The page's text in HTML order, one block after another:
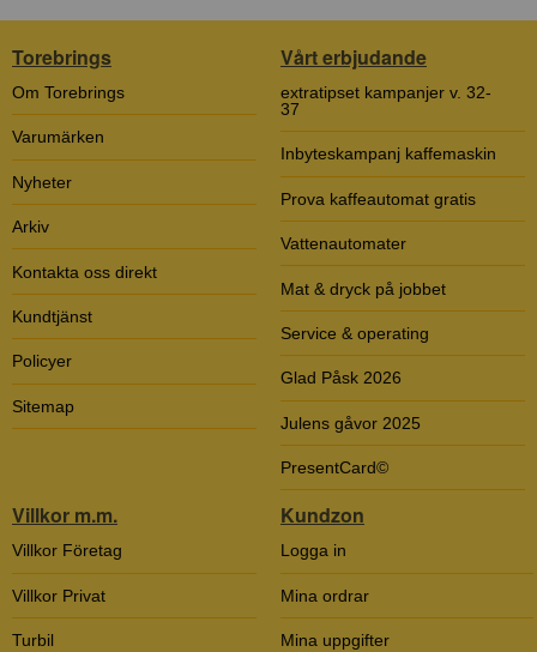
Torebrings
Om Torebrings
Varumärken
Nyheter
Arkiv
Kontakta oss direkt
Kundtjänst
Policyer
Sitemap
Vårt erbjudande
extratipset kampanjer v. 32-
37
Inbyteskampanj kaffemaskin
Prova kaffeautomat gratis
Vattenautomater
Mat & dryck på jobbet
Service & operating
Glad Påsk 2026
Julens gåvor 2025
PresentCard©
Villkor m.m.
Villkor Företag
Villkor Privat
Turbil
Kundzon
Logga in
Mina ordrar
Mina uppgifter